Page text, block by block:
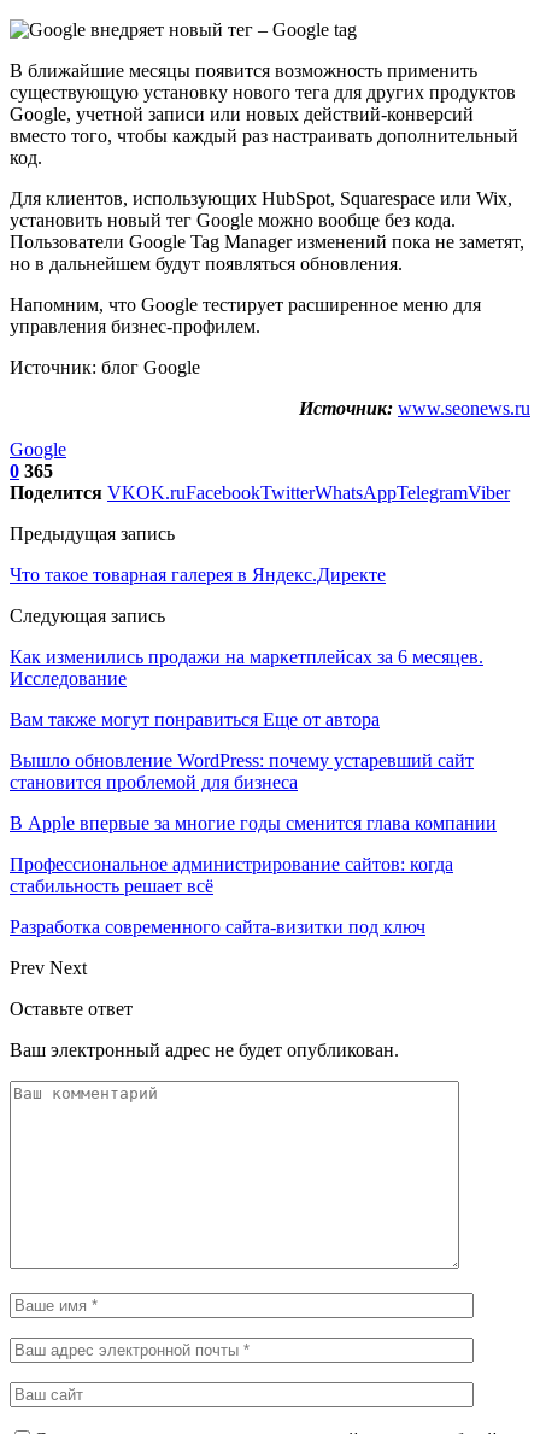
В ближайшие месяцы появится возможность применить
существующую установку нового тега для других продуктов
Google, учетной записи или новых действий-конверсий
вместо того, чтобы каждый раз настраивать дополнительный
код.
Для клиентов, использующих HubSpot, Squarespace или Wix,
установить новый тег Google можно вообще без кода.
Пользователи Google Tag Manager изменений пока не заметят,
но в дальнейшем будут появляться обновления.
Напомним, что Google тестирует расширенное меню для
управления бизнес-профилем.
Источник: блог Google
Источник: www.seonews.ru
Google
0 365
Поделится VKOK.ruFacebookTwitterWhatsAppTelegramViber
Предыдущая запись
Что такое товарная галерея в Яндекс.Директе
Следующая запись
Как изменились продажи на маркетплейсах за 6 месяцев.
Исследование
Вам также могут понравиться Еще от автора
Вышло обновление WordPress: почему устаревший сайт
становится проблемой для бизнеса
В Apple впервые за многие годы сменится глава компании
Профессиональное администрирование сайтов: когда
стабильность решает всё
Разработка современного сайта-визитки под ключ
Prev Next
Оставьте ответ
Ваш электронный адрес не будет опубликован.